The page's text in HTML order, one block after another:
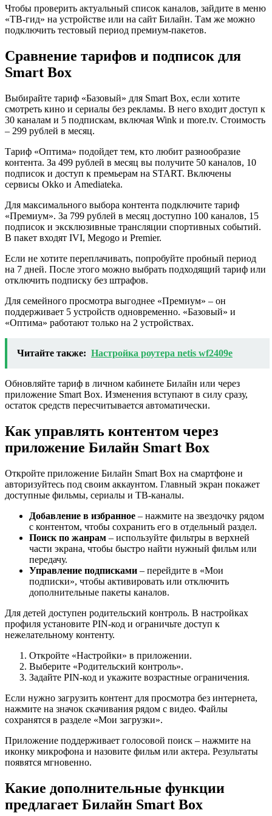
Чтобы проверить актуальный список каналов, зайдите в меню
«ТВ-гид» на устройстве или на сайт Билайн. Там же можно
подключить тестовый период премиум-пакетов.
Сравнение тарифов и подписок для
Smart Box
Выбирайте тариф «Базовый» для Smart Box, если хотите
смотреть кино и сериалы без рекламы. В него входит доступ к
30 каналам и 5 подпискам, включая Wink и more.tv. Стоимость
– 299 рублей в месяц.
Тариф «Оптима» подойдет тем, кто любит разнообразие
контента. За 499 рублей в месяц вы получите 50 каналов, 10
подписок и доступ к премьерам на START. Включены
сервисы Okko и Amediateka.
Для максимального выбора контента подключите тариф
«Премиум». За 799 рублей в месяц доступно 100 каналов, 15
подписок и эксклюзивные трансляции спортивных событий.
В пакет входят IVI, Megogo и Premier.
Если не хотите переплачивать, попробуйте пробный период
на 7 дней. После этого можно выбрать подходящий тариф или
отключить подписку без штрафов.
Для семейного просмотра выгоднее «Премиум» – он
поддерживает 5 устройств одновременно. «Базовый» и
«Оптима» работают только на 2 устройствах.
Читайте также: Настройка роутера netis wf2409e
Обновляйте тариф в личном кабинете Билайн или через
приложение Smart Box. Изменения вступают в силу сразу,
остаток средств пересчитывается автоматически.
Как управлять контентом через
приложение Билайн Smart Box
Откройте приложение Билайн Smart Box на смартфоне и
авторизуйтесь под своим аккаунтом. Главный экран покажет
доступные фильмы, сериалы и ТВ-каналы.
Добавление в избранное – нажмите на звездочку рядом
с контентом, чтобы сохранить его в отдельный раздел.
Поиск по жанрам – используйте фильтры в верхней
части экрана, чтобы быстро найти нужный фильм или
передачу.
Управление подписками – перейдите в «Мои
подписки», чтобы активировать или отключить
дополнительные пакеты каналов.
Для детей доступен родительский контроль. В настройках
профиля установите PIN-код и ограничьте доступ к
нежелательному контенту.
Откройте «Настройки» в приложении.
Выберите «Родительский контроль».
Задайте PIN-код и укажите возрастные ограничения.
Если нужно загрузить контент для просмотра без интернета,
нажмите на значок скачивания рядом с видео. Файлы
сохранятся в разделе «Мои загрузки».
Приложение поддерживает голосовой поиск – нажмите на
иконку микрофона и назовите фильм или актера. Результаты
появятся мгновенно.
Какие дополнительные функции
предлагает Билайн Smart Box